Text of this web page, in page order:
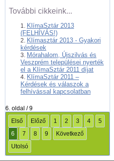
További cikkeink...
KlímaSztár 2013
(FELHÍVÁS!)
Klímasztár 2013 - Gyakori
kérdések
Mórahalom, Újszilvás és
Veszprém települései nyerték
el a KlímaSztár 2011 díjat
KlímaSztár 2011 –
Kérdések és válaszok a
felhívással kapcsolatban
6. oldal / 9
Első
Előző 1 2 3 4
5
6
7 8 9
Következő
Utolsó